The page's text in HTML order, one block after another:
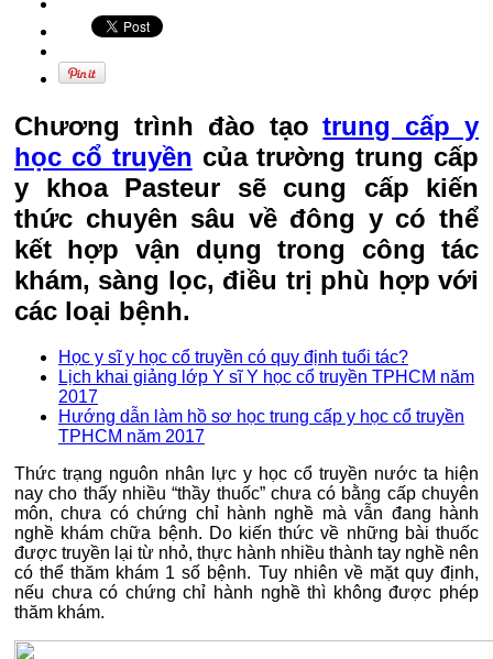
Chương trình đào tạotrung cấp y
học cổ truyền của trường trung cấp
y khoa Pasteur sẽ cung cấp kiến
thức chuyên sâu về đông y có thể
kết hợp vận dụng trong công tác
khám, sàng lọc, điều trị phù hợp với
các loại bệnh.
Học y sĩ y học cổ truyền có quy định tuổi tác?
Lịch khai giảng lớp Y sĩ Y học cổ truyền TPHCM năm
2017
Hướng dẫn làm hồ sơ học trung cấp y học cổ truyền
TPHCM năm 2017
Thức trạng nguôn nhân lực y học cổ truyền nước ta hiện
nay cho thấy nhiều “thầy thuốc” chưa có bằng cấp chuyên
môn, chưa có chứng chỉ hành nghề mà vẫn đang hành
nghề khám chữa bệnh. Do kiến thức về những bài thuốc
được truyền lại từ nhỏ, thực hành nhiều thành tay nghề nên
có thể thăm khám 1 số bệnh. Tuy nhiên về mặt quy định,
nếu chưa có chứng chỉ hành nghề thì không được phép
thăm khám.